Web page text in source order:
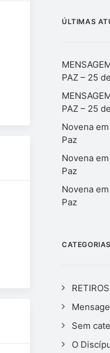
ÚLTIMAS
PAZ – 25
PAZ – 25
Novena
Paz
Novena
Paz
Novena
Paz
CATEGORIAS
Sem
O